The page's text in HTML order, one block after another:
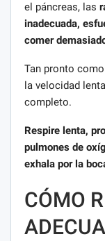
el páncreas, las
inadecuada,
comer
Tan pronto
la velocidad
completo.
Respire lenta,
pulmones de
exhala por la
CÓMO